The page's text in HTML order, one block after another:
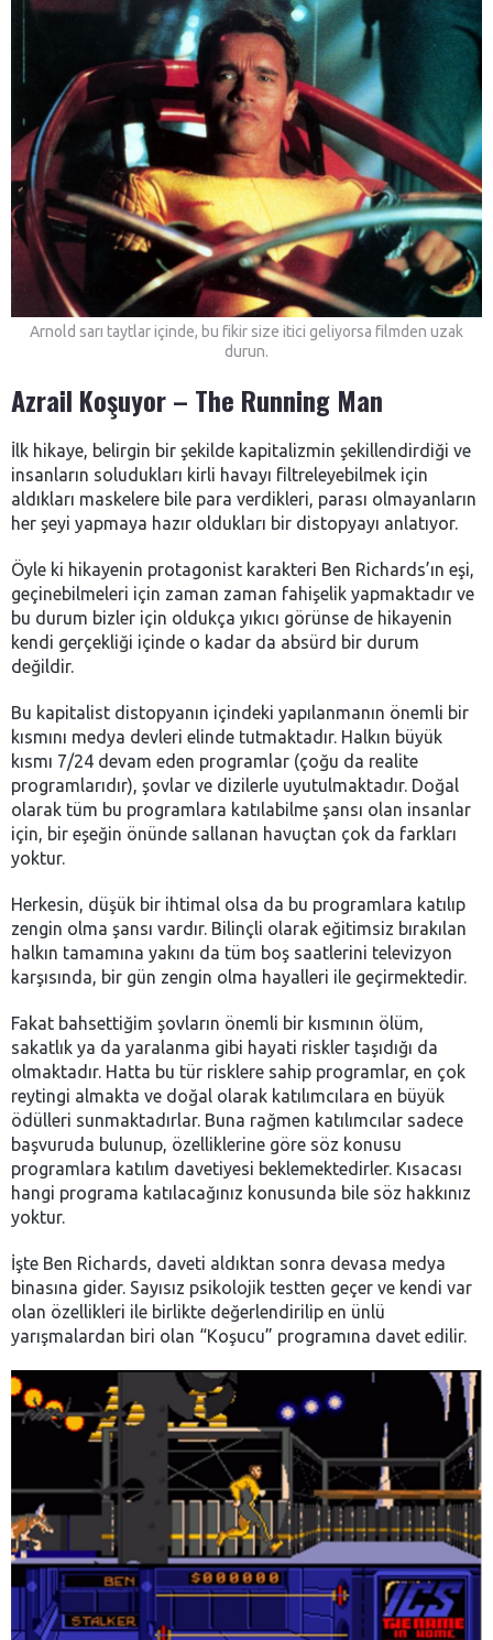
Arnold sarı taytlar içinde, bu fikir size itici geliyorsa filmden uzak
durun.
Azrail Koşuyor – The Running Man
İlk hikaye, belirgin bir şekilde kapitalizmin şekillendirdiği ve
insanların soludukları kirli havayı filtreleyebilmek için
aldıkları maskelere bile para verdikleri, parası olmayanların
her şeyi yapmaya hazır oldukları bir distopyayı anlatıyor.
Öyle ki hikayenin protagonist karakteri Ben Richards’ın eşi,
geçinebilmeleri için zaman zaman fahişelik yapmaktadır ve
bu durum bizler için oldukça yıkıcı görünse de hikayenin
kendi gerçekliği içinde o kadar da absürd bir durum
değildir.
Bu kapitalist distopyanın içindeki yapılanmanın önemli bir
kısmını medya devleri elinde tutmaktadır. Halkın büyük
kısmı 7/24 devam eden programlar (çoğu da realite
programlarıdır), şovlar ve dizilerle uyutulmaktadır. Doğal
olarak tüm bu programlara katılabilme şansı olan insanlar
için, bir eşeğin önünde sallanan havuçtan çok da farkları
yoktur.
Herkesin, düşük bir ihtimal olsa da bu programlara katılıp
zengin olma şansı vardır. Bilinçli olarak eğitimsiz bırakılan
halkın tamamına yakını da tüm boş saatlerini televizyon
karşısında, bir gün zengin olma hayalleri ile geçirmektedir.
Fakat bahsettiğim şovların önemli bir kısmının ölüm,
sakatlık ya da yaralanma gibi hayati riskler taşıdığı da
olmaktadır. Hatta bu tür risklere sahip programlar, en çok
reytingi almakta ve doğal olarak katılımcılara en büyük
ödülleri sunmaktadırlar. Buna rağmen katılımcılar sadece
başvuruda bulunup, özelliklerine göre söz konusu
programlara katılım davetiyesi beklemektedirler. Kısacası
hangi programa katılacağınız konusunda bile söz hakkınız
yoktur.
İşte Ben Richards, daveti aldıktan sonra devasa medya
binasına gider. Sayısız psikolojik testten geçer ve kendi var
olan özellikleri ile birlikte değerlendirilip en ünlü
yarışmalardan biri olan “Koşucu” programına davet edilir.